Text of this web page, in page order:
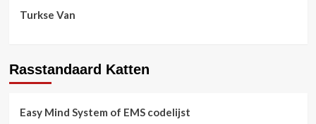
Turkse Van
Rasstandaard Katten
Easy Mind System of EMS codelijst